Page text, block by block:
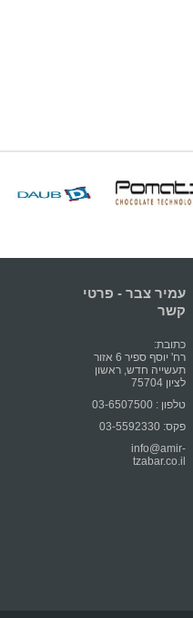
עמיר צבר - פרטי
קשר
כתובת:
רח' יוסף ספיר 6 אזור
תעשייה חדש, ראשון
לציון 75704
טלפון : 03-6507500
פקס: 03-5592330
info@amir-
tzabar.co.il